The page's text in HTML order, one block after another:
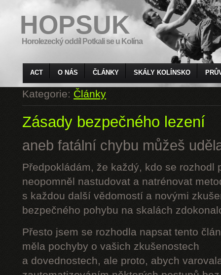
HOPSUK
Horolezecký oddíl Potkali se u Kolína
ACT O NÁS ČLÁNKY SKÁLY KOLÍNSKO
Kategorie:Články
Zásady bezpečného lezení
aneb fatální chybu můžeš
Předpokládám, že každý, kdo se rozhodl
neopomněl nastudovat a natrénovat
s každou další vědomostí a novými
bezpečného pohybu na skalách
Přesto jsem se rozhodla napsat tento
měla pochyby o vašich zkušenostech
a dovednostech, ale proto, abych